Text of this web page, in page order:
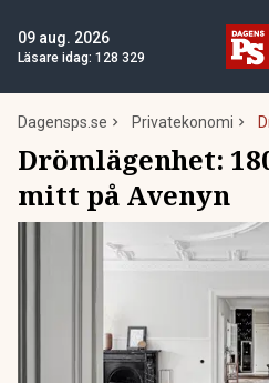
09 aug. 2026
Läsare idag: 128 329
Dagensps.se Privatekonomi
Drömlägenhet:
mitt på Avenyn